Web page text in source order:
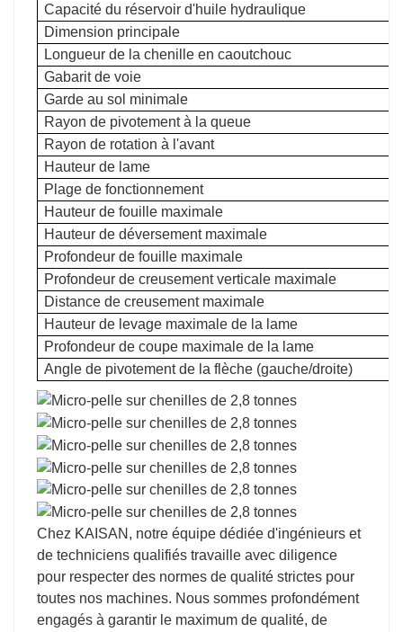
Capacité du réservoir d'huile hydraulique
Dimension principale
Longueur de la chenille en caoutchouc
Gabarit de voie
Garde au sol minimale
Rayon de pivotement à la queue
Rayon de rotation à l'avant
Hauteur de lame
Plage de fonctionnement
Hauteur de fouille maximale
Hauteur de déversement maximale
Profondeur de fouille maximale
Profondeur de creusement verticale maximale
Distance de creusement maximale
Hauteur de levage maximale de la lame
Profondeur de coupe maximale de la lame
Angle de pivotement de la flèche (gauche/droite)
Chez KAISAN, notre équipe dédiée d'ingénieurs et
de techniciens qualifiés travaille avec diligence
pour respecter des normes de qualité strictes pour
toutes nos machines. Nous sommes profondément
engagés à garantir le maximum de qualité, de